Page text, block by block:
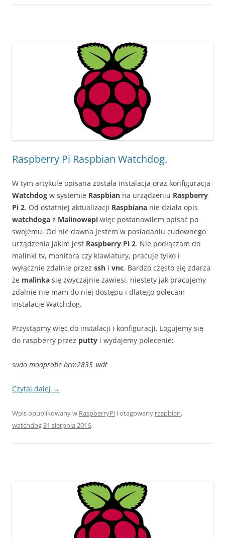
Raspberry Pi Raspbian Watchdog.
W tym artykule opisana została instalacja oraz konfiguracja
Watchdog w systemie Raspbian na urządzeniu Raspberry
Pi 2. Od ostatniej aktualizacji Raspbiana nie działa opis
watchdoga z Malinowepi więc postanowiłem opisać po
swojemu. Od nie dawna jestem w posiadaniu cudownego
urządzenia jakim jest Raspberry Pi 2. Nie podłączam do
malinki tv, monitora czy klawiatury, pracuje tylko i
wyłącznie zdalnie przez ssh i vnc. Bardzo często się zdarza
że malinka się zwyczajnie zawiesi, niestety jak pracujemy
zdalnie nie mam do niej dostępu i dlatego polecam
instalacje Watchdog.
Przystąpmy więc do instalacji i konfiguracji. Logujemy się
do raspberry przez putty i wydajemy polecenie:
sudo modprobe bcm2835_wdt
Czytaj dalej →
Wpis opublikowany w RaspberryPi i otagowany raspbian,
watchdog31 sierpnia 2016.